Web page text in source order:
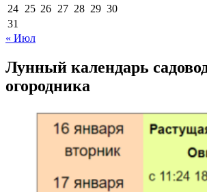
24 25 26 27 28 29 30
31
« Июл
Лунный календарь
огородника